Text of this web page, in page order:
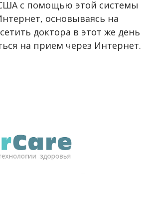
с помощью этой системы
основываясь на
доктора в этот же день
на прием через Интернет.